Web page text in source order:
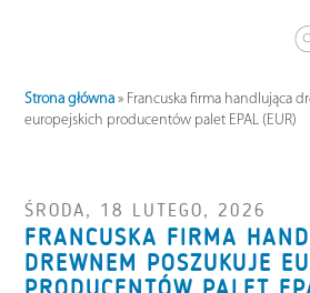
Strona główna » Francuska firma handlująca
europejskich producentów palet EPAL (EUR)
ŚRODA, 18 LUTEGO, 2026
FRANCUSKA FIRMA
DREWNEM POSZUKUJE